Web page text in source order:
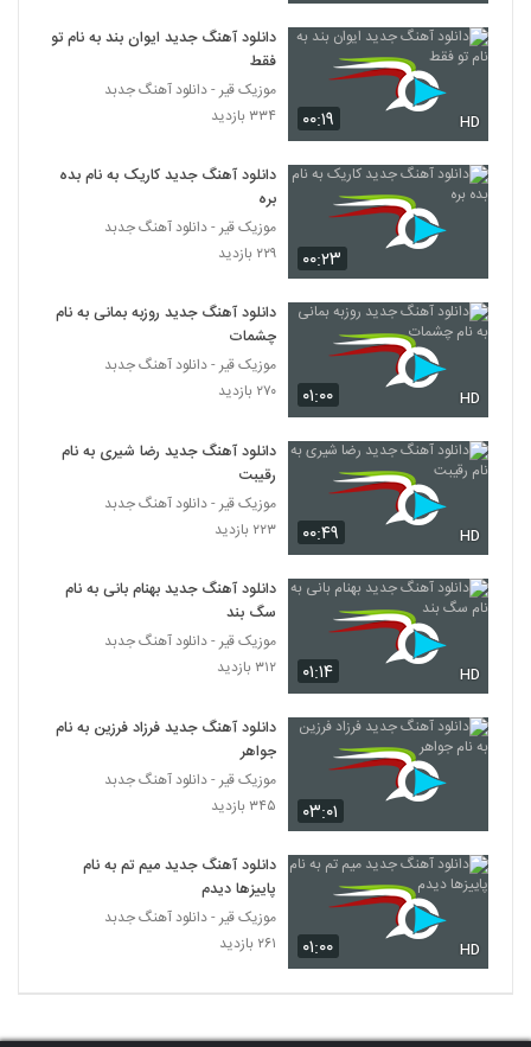
دانلود آهنگ باهم از صابی آر
52
۲۱۳ بازدید
53
Kay1 Jarii Hamaye Ma
۱۸۰ بازدید
محسن بهمنی آهنگ بی رحم
55
آهنگ هومن فرشید مهر بنام من اینجام
۲۲۲ بازدید
موزیک زیبای سر عشقمون چی اومد از امین
رفیعی
موزیک زیبای عصای سفید (به همراه دانیال
زمانی) از مهیار
۱۹۸ بازدید
58
دانلود آهنگ ستاره از علیرضا نیکوگر
Ali Ahmadabadi Mahkom
۲۰۳ بازدید
Mehdi Moghadam Paeez Baram
Badeh
۱۹۵ بازدید
دانلود آهنگ مرصاد حقیقی شک نکن
۲۰۸ بازدید
۰۰:۱۹ HD
دانلود آهنگ جدید ایوان بند به نام تو
فقط
موزیک قیر - دانلود آهنگ جدبد
۳۳۴ بازدید
۰۰:۲۳
دانلود آهنگ جدید کاریک به نام بده
بره
موزیک قیر - دانلود آهنگ جدبد
۲۲۹ بازدید
۰۱:۰۰ HD
دانلود آهنگ جدید روزبه بمانی به نام
چشمات
موزیک قیر - دانلود آهنگ جدبد
۲۷۰ بازدید
۰۰:۴۹ HD
دانلود آهنگ جدید رضا شیری به نام
رقیبت
موزیک قیر - دانلود آهنگ جدبد
۲۲۳ بازدید
۰۱:۱۴ HD
دانلود آهنگ جدید بهنام بانی به نام
سگ بند
موزیک قیر - دانلود آهنگ جدبد
۳۱۲ بازدید
۰۳:۰۱
دانلود آهنگ جدید فرزاد فرزین به نام
جواهر
موزیک قیر - دانلود آهنگ جدبد
۳۴۵ بازدید
۰۱:۰۰ HD
دانلود آهنگ جدید میم تم به نام
پاییزها دیدم
موزیک قیر - دانلود آهنگ جدبد
۲۶۱ بازدید